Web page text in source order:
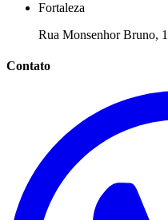
Fortaleza
Rua Monsenhor Bruno,
Contato